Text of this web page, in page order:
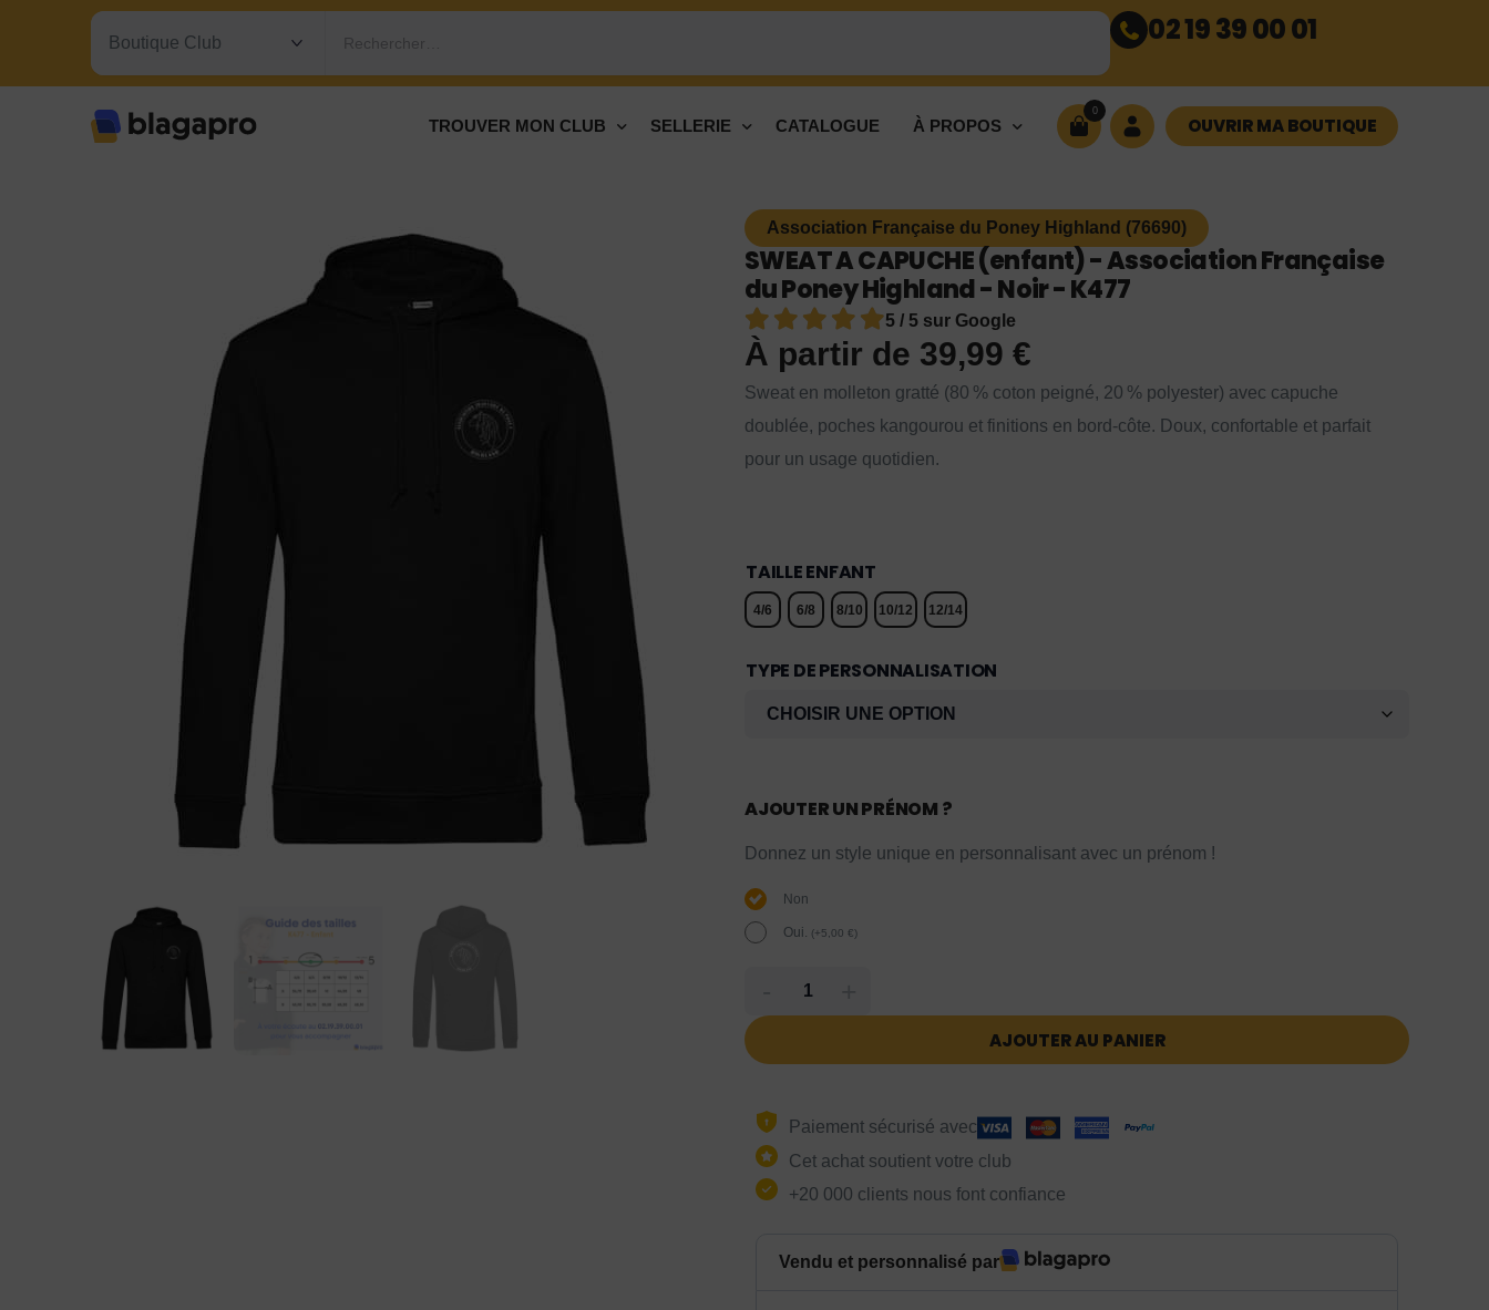
Rechercher… 02 19 39 00 01
TROUVER MON CLUB SELLERIE CATALOGUE À PROPOS
0
OUVRIR MA BOUTIQUE
Association Française du Poney Highland (76690)
SWEAT A CAPUCHE (enfant) - Association Française
du Poney Highland - Noir - K477
5 / 5 sur Google
À partir de 39,99 €
Sweat en molleton gratté (80 % coton peigné, 20 % polyester) avec capuche
doublée, poches kangourou et finitions en bord-côte. Doux, confortable et parfait
pour un usage quotidien.
TAILLE ENFANT
4/6 6/8 8/10 10/12 12/14
TYPE DE PERSONNALISATION
AJOUTER UN PRÉNOM ?
Donnez un style unique en personnalisant avec un prénom !
Non
Oui. (+5,00 €)
AJOUTER AU PANIER
Paiement sécurisé avec
Cet achat soutient votre club
+20 000 clients nous font confiance
Vendu et personnalisé par